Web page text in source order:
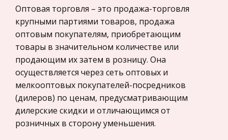
Теория государства и права
История отечественного государства и
права
Микроэкономика, экономика предприятия,
предпринимательство
Нероссийское законодательство
Международные экономические и валютно-
кредитные отношения
Политология, Политистория
образовательных учреждений. 2. Повышение
качеств
Эстетика-риторика художественной речи или
поэтика художественной реальности
Поэтика – особенность художественной
реальности и наука, изучающая эти
особенности и способы их создания. Поэтика
постигает принципы и средства создания
художественной реальности, которую
Оптовая торговля – это продажа-торговля
крупными партиями товаров, продажа
оптовым покупателям, приобретающим
товары в значительном количестве или
продающим их затем в розницу. Она
осуществляется через сеть оптовых и
мелкооптовых покупателей-посредников
(дилеров) по ценам, предусматривающим
дилерские скидки и отличающимся от
розничных в сторону уменьшения.